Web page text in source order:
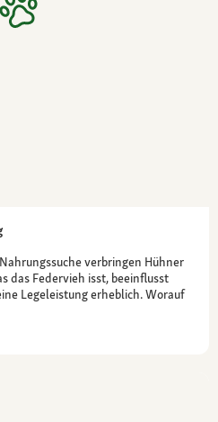
verbringen Hühner
das Federvieh isst, beeinflusst
Legeleistung erheblich. Worauf